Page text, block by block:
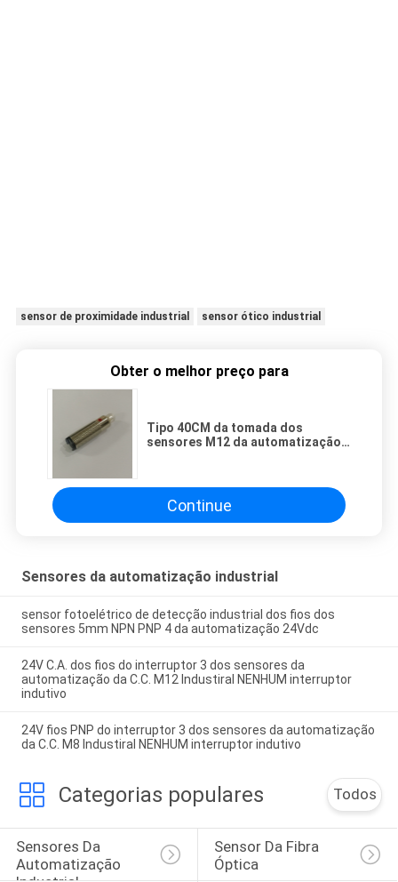
sensor de proximidade industrial sensor ótico industrial
Obter o melhor preço para
Tipo 40CM da tomada dos
sensores M12 da automatização
de 3 fios
Continue
Sensores da automatização industrial
sensor fotoelétrico de detecção industrial dos fios dos
sensores 5mm NPN PNP 4 da automatização 24Vdc
24V C.A. dos fios do interruptor 3 dos sensores da
automatização da C.C. M12 Industiral NENHUM interruptor
indutivo
24V fios PNP do interruptor 3 dos sensores da automatização
da C.C. M8 Industiral NENHUM interruptor indutivo
Categorias populares Todos
Sensores Da
Automatização
Sensor Da Fibra
Óptica